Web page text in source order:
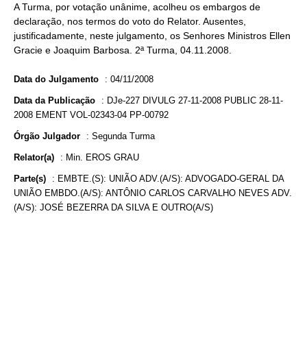
A Turma, por votação unânime, acolheu os embargos de
declaração, nos termos do voto do Relator. Ausentes,
justificadamente, neste julgamento, os Senhores Ministros Ellen
Gracie e Joaquim Barbosa. 2ª Turma, 04.11.2008.
Data do Julgamento : 04/11/2008
Data da Publicação : DJe-227 DIVULG 27-11-2008 PUBLIC 28-11-
2008 EMENT VOL-02343-04 PP-00792
Órgão Julgador : Segunda Turma
Relator(a) : Min. EROS GRAU
Parte(s) : EMBTE.(S): UNIÃO ADV.(A/S): ADVOGADO-GERAL DA
UNIÃO EMBDO.(A/S): ANTÔNIO CARLOS CARVALHO NEVES ADV.
(A/S): JOSÉ BEZERRA DA SILVA E OUTRO(A/S)